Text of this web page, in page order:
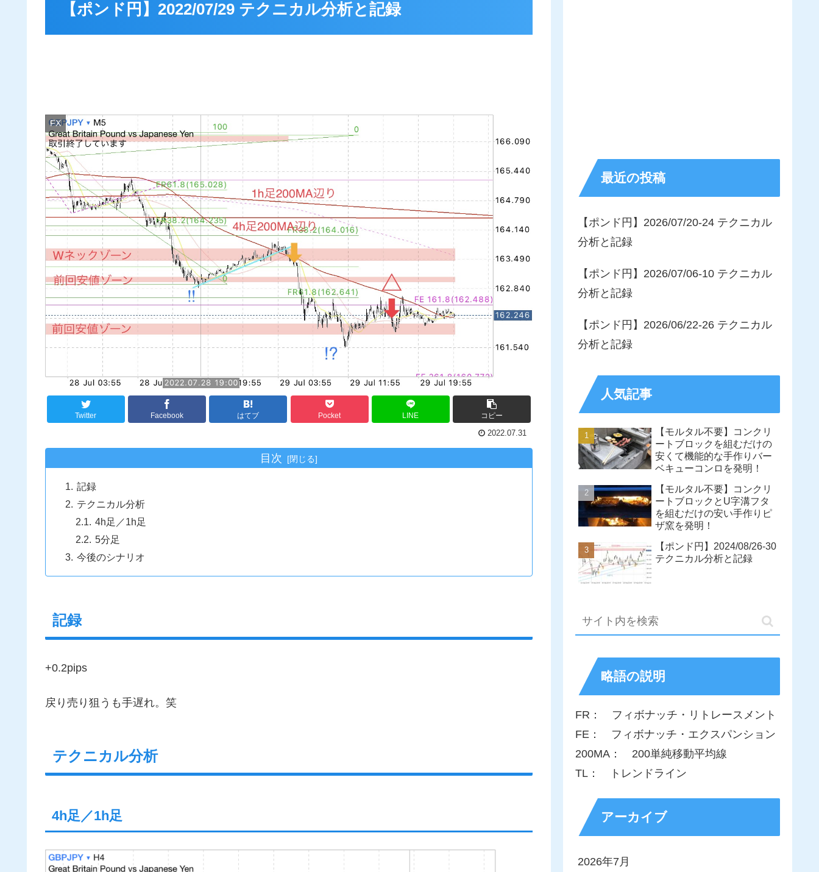
【ポンド円】2022/07/29 テクニカル分析と記録
FX
Twitter Facebook はてブ Pocket LINE コピー
2022.07.31
目次
記録
テクニカル分析
4h足／1h足
5分足
今後のシナリオ
記録
+0.2pips
戻り売り狙うも手遅れ。笑
テクニカル分析
4h足／1h足
最近の投稿
【ポンド円】2026/07/20-24 テクニカル
分析と記録
【ポンド円】2026/07/06-10 テクニカル
分析と記録
【ポンド円】2026/06/22-26 テクニカル
分析と記録
人気記事
【モルタル不要】コンクリ
ートブロックを組むだけの
安くて機能的な手作りバー
ベキューコンロを発明！
【モルタル不要】コンクリ
ートブロックとU字溝フタ
を組むだけの安い手作りピ
ザ窯を発明！
【ポンド円】2024/08/26-30
テクニカル分析と記録
略語の説明
FR： フィボナッチ・リトレースメント
FE： フィボナッチ・エクスパンション
200MA： 200単純移動平均線
TL： トレンドライン
アーカイブ
2026年7月